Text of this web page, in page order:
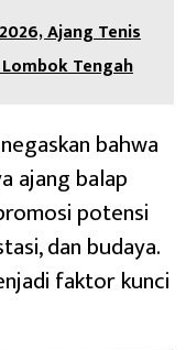
Ajang Tenis
Tengah
bahwa
ajang balap
potensi
dan budaya.
faktor kunci